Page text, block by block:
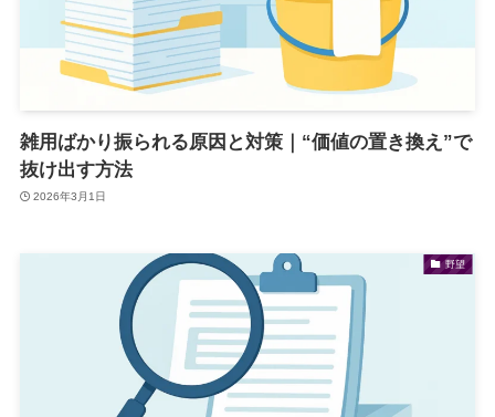
雑用ばかり振られる原因と対策｜“価値の置き換え”で
抜け出す方法
2026年3月1日
野望